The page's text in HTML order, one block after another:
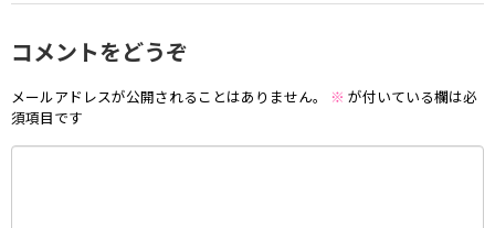
コメントをどうぞ
メールアドレスが公開されることはありません。 ※ が付いている欄は必
須項目です